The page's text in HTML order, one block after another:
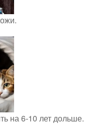
на 6-10 лет дольше.